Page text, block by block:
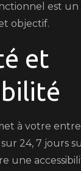
est
objectif.
et
à votre
24, 7 jours
une